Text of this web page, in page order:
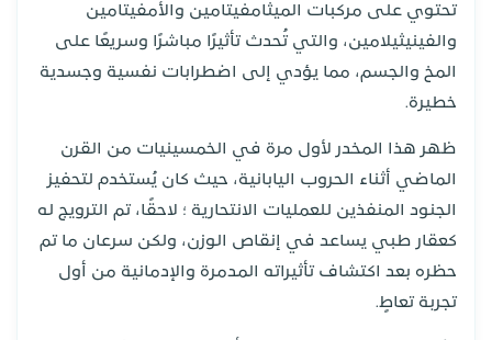
تحتوي على مركبات الميثامفيتامين والأمفيتامين
والفينيثيلامين، والتي تُحدث تأثيرًا مباشرًا وسريعًا على
المخ والجسم، مما يؤدي إلى اضطرابات نفسية وجسدية
خطيرة.
ظهر هذا المخدر لأول مرة في الخمسينيات من القرن
الماضي أثناء الحروب اليابانية، حيث كان يُستخدم لتحفيز
الجنود المنفذين للعمليات الانتحارية ؛ لاحقًا، تم الترويج له
كعقار طبي يساعد في إنقاص الوزن، ولكن سرعان ما تم
حظره بعد اكتشاف تأثيراته المدمرة والإدمانية من أول
تجربة تعاطٍ.